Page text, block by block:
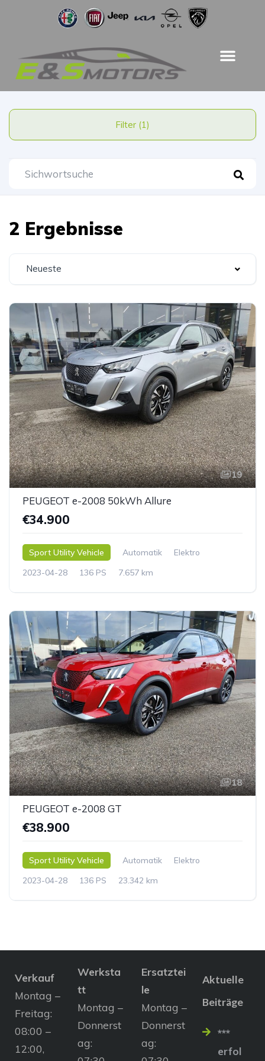
Filter (1)
2 Ergebnisse
Neueste
19
PEUGEOT e-2008 50kWh Allure
€34.900
Sport Utility Vehicle Automatik
Elektro
2023-04-28
136 PS 7.657 km
18
PEUGEOT e-2008 GT
€38.900
Sport Utility Vehicle Automatik
Elektro
2023-04-28
136 PS 23.342 km
Verkauf
Montag –
Freitag:
08:00 –
12:00,
Werksta
tt
Montag –
Donnerst
ag:
Ersatztei
le
Montag –
Donnerst
ag:
Aktuelle
Beiträge
***
erfol